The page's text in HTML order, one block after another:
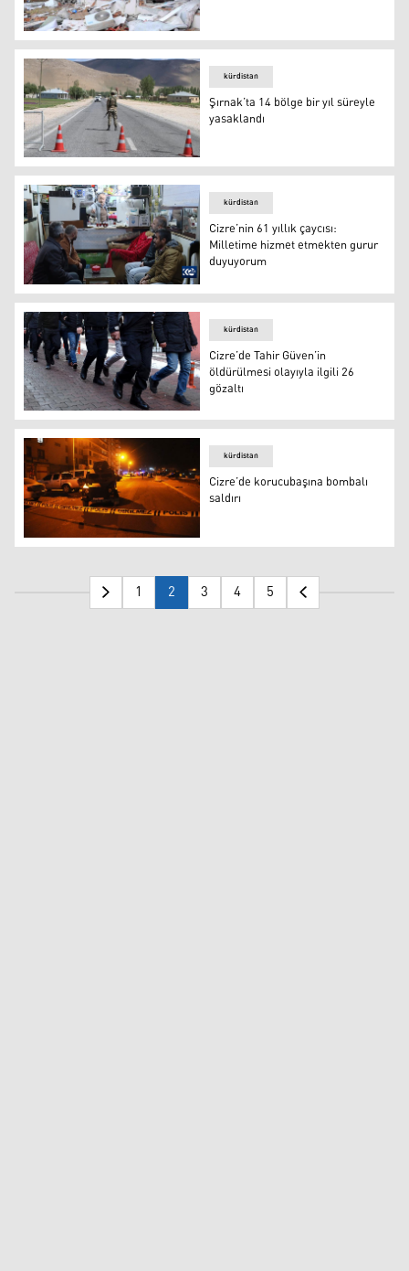
Cizre'de tüp patladı: 3 yaralı
Şırnak’ta 14 bölge bir yıl süreyle yasaklandı
kürdistan
Şırnak’ta 14 bölge bir yıl süreyle
yasaklandı
Cizre’nin 61 yıllık çaycısı: Milletime hizmet etmekten
kürdistan
Cizre’nin 61 yıllık çaycısı:
Milletime hizmet etmekten gurur
duyuyorum
Arşiv
kürdistan
Cizre’de Tahir Güven’in
öldürülmesi olayıyla ilgili 26
gözaltı
Cizre
kürdistan
Cizre’de korucubaşına bombalı
saldırı
1 2 3 4 5